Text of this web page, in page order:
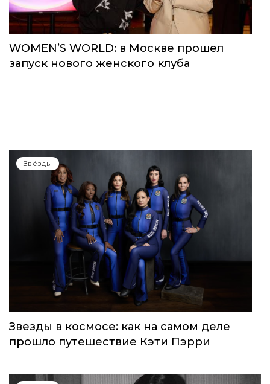
WOMEN’S WORLD: в Москве прошел
запуск нового женского клуба
Звёзды
Звезды в космосе: как на самом деле
прошло путешествие Кэти Пэрри